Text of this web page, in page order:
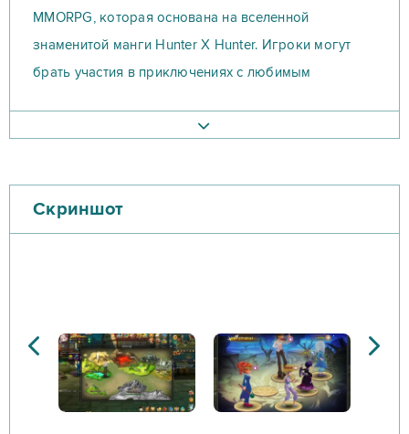
MMORPG, которая основана на вселенной
знаменитой манги Hunter X Hunter. Игроки могут
брать участия в приключениях с любимым
своим друзьям и отправляйся в легендарное
манга Hunter X Hunter.
Создав своего персонажа, ты попадёшь в мир
оружие, чтобы сделать его еще более сильным и
улучшить его благодаря дополнениям, таким как
утонченность и осколки снарядов. Цель состоит в
Скриншот